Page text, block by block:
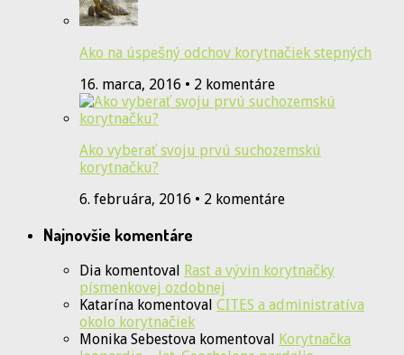
Ako na úspešný odchov korytnačiek stepných
16. marca, 2016 • 2 komentáre
Ako vyberať svoju prvú suchozemskú
korytnačku?
6. februára, 2016 • 2 komentáre
Najnovšie komentáre
Dia komentoval Rast a vývin korytnačky
písmenkovej ozdobnej
Katarína komentoval CITES a administratíva
okolo korytnačiek
Monika Sebestova komentoval Korytnačka